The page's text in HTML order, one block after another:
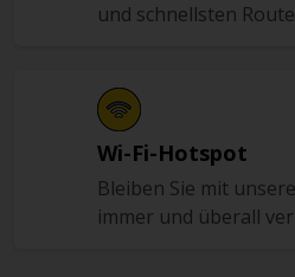
und schnellsten
Wi-Fi-Hotspot
Bleiben Sie mit
immer und überall